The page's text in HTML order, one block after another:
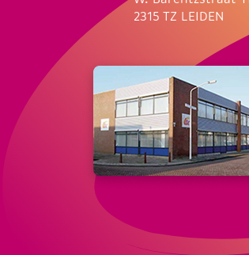
2315 TZ LEIDEN